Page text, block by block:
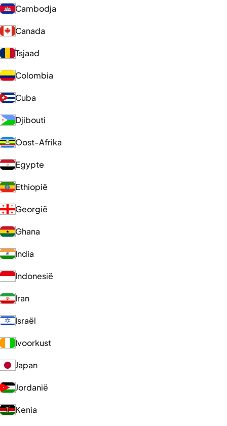
Cambodja
Canada
Tsjaad
Colombia
Cuba
Djibouti
Oost-Afrika
Egypte
Ethiopië
Georgië
Ghana
India
Indonesië
Iran
Israël
Ivoorkust
Japan
Jordanië
Kenia